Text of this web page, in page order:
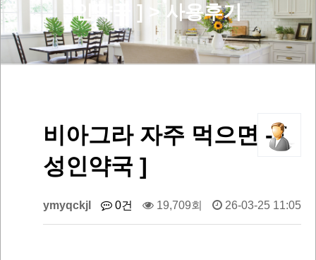
인약국 ] > 사용후기
비아그라 자주 먹으면 - [
성인약국 ]
ymyqckjl 0건 19,709회 26-03-25 11:05